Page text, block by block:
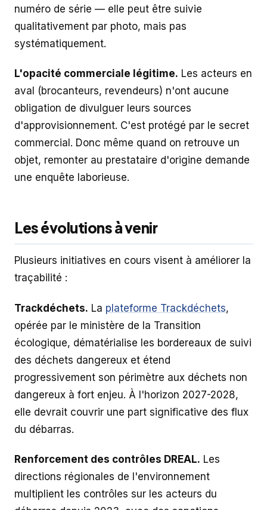
numéro de série — elle peut être suivie
qualitativement par photo, mais pas
systématiquement.
L'opacité commerciale légitime. Les acteurs en
aval (brocanteurs, revendeurs) n'ont aucune
obligation de divulguer leurs sources
d'approvisionnement. C'est protégé par le secret
commercial. Donc même quand on retrouve un
objet, remonter au prestataire d'origine demande
une enquête laborieuse.
Les évolutions à venir
Plusieurs initiatives en cours visent à améliorer la
traçabilité :
Trackdéchets. La plateforme Trackdéchets,
opérée par le ministère de la Transition
écologique, dématérialise les bordereaux de suivi
des déchets dangereux et étend
progressivement son périmètre aux déchets non
dangereux à fort enjeu. À l'horizon 2027-2028,
elle devrait couvrir une part significative des flux
du débarras.
Renforcement des contrôles DREAL. Les
directions régionales de l'environnement
multiplient les contrôles sur les acteurs du